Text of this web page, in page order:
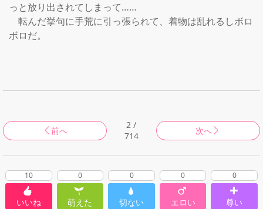
っと放り出されてしまって……
転んだ挙句に手荒に引っ張られて、着物は乱れるしボロ
ボロだ。
前へ
2 /
714
次へ
10
いいね
0
萌えた
0
切ない
0
エロい
0
尊い